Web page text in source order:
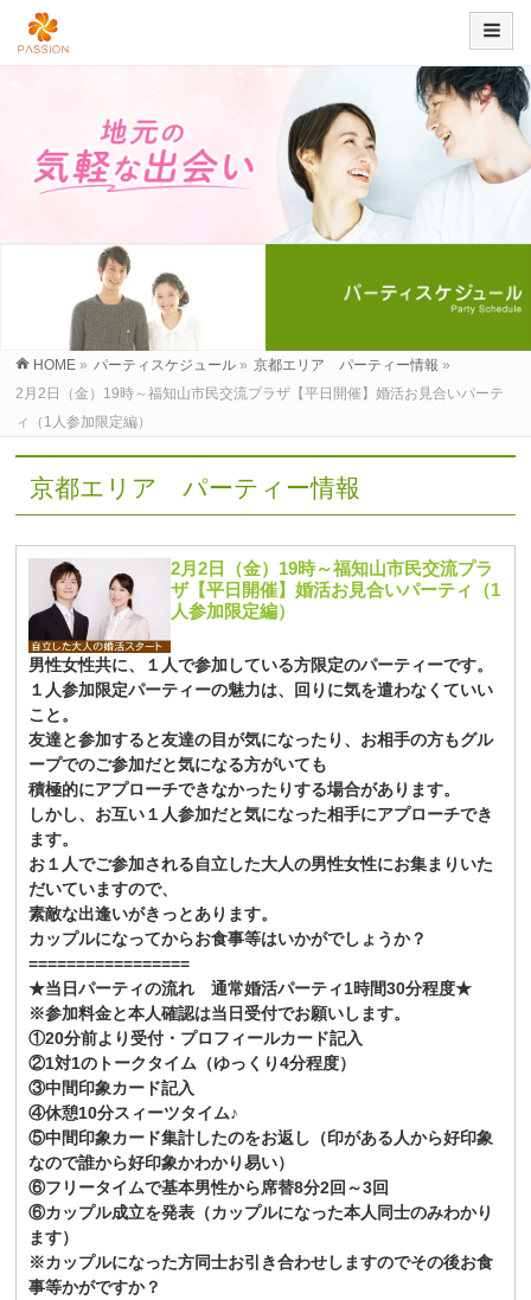
HOME » パーティスケジュール » 京都エリア パーティー情報 »
2月2日（金）19時～福知山市民交流プラザ【平日開催】婚活お見合いパーテ
ィ（1人参加限定編）
京都エリア パーティー情報
2月2日（金）19時～福知山市民交流プラ
ザ【平日開催】婚活お見合いパーティ（1
人参加限定編）
男性女性共に、１人で参加している方限定のパーティーです。
１人参加限定パーティーの魅力は、回りに気を遣わなくていい
こと。
友達と参加すると友達の目が気になったり、お相手の方もグル
ープでのご参加だと気になる方がいても
積極的にアプローチできなかったりする場合があります。
しかし、お互い１人参加だと気になった相手にアプローチでき
ます。
お１人でご参加される自立した大人の男性女性にお集まりいた
だいていますので、
素敵な出逢いがきっとあります。
カップルになってからお食事等はいかがでしょうか？
=================
★当日パーティの流れ 通常婚活パーティ1時間30分程度★
※参加料金と本人確認は当日受付でお願いします。
①20分前より受付・プロフィールカード記入
②1対1のトークタイム（ゆっくり4分程度）
③中間印象カード記入
④休憩10分スィーツタイム♪
⑤中間印象カード集計したのをお返し（印がある人から好印象
なので誰から好印象かわかり易い）
⑥フリータイムで基本男性から席替8分2回～3回
⑥カップル成立を発表（カップルになった本人同士のみわかり
ます）
※カップルになった方同士お引き合わせしますのでその後お食
事等かがですか？